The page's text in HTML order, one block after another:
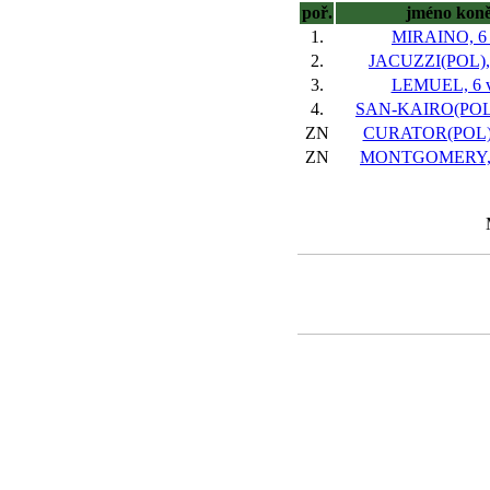
poř.
jméno
1.
MIRAINO, 6
2.
3.
LEMUEL, 6
4.
SAN-
ZN
ZN